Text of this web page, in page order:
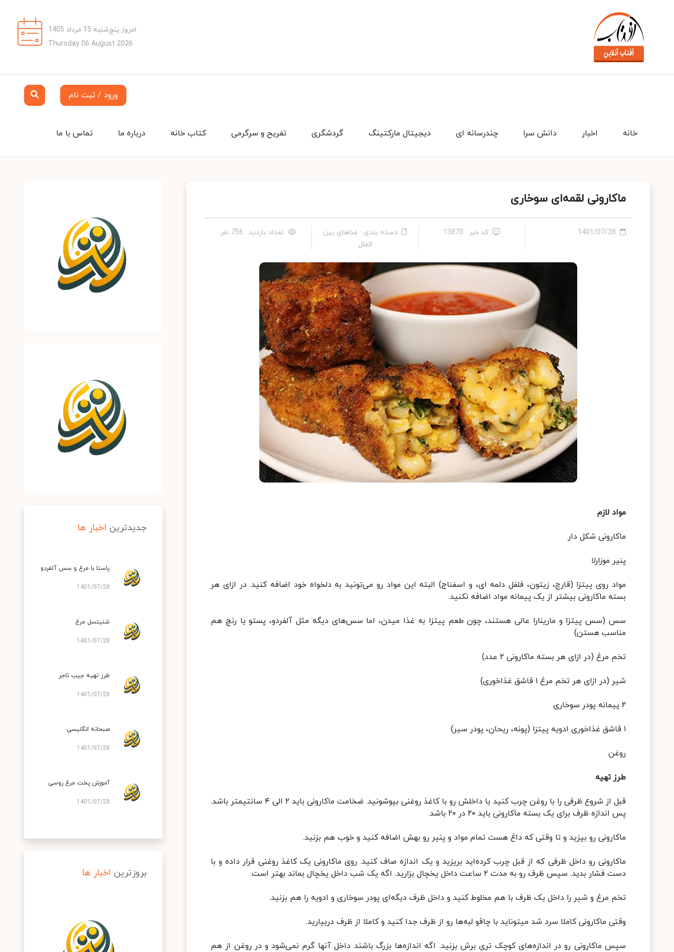
امروز پنج‌شنبه 15 مرداد 1405
Thursday 06 August 2026
ورود / ثبت نام
تماس با ما درباره ما کتاب خانه تفریح و سرگرمی گردشگری دیجیتال مارکتینگ چندرسانه ای دانش سرا اخبار خانه
ماکارونی لقمه‌ای سوخاری
1401/07/28 کد خبر : 13870
دسته بندی : غذاهای بین
الملل
تعداد بازدید : 756 نفر
مواد لازم
ماکارونی شکل دار
پنیر موزارلا
مواد روی پیتزا (قارچ، زیتون، فلفل دلمه ای، و اسفناج) البته این مواد رو می‌تونید به دلخواه خود اضافه کنید. در ازای هر
بسته ماکارونی بیشتر از یک پیمانه مواد اضافه نکنید.
سس (سس پیتزا و مارینارا عالی هستند، چون طعم پیتزا به غذا میدن، اما سس‌های دیگه مثل آلفردو، پستو یا رنچ هم
مناسب هستن)
تخم مرغ (در ازای هر بسته ماکارونی ۲ عدد)
شیر (در ازای هر تخم مرغ ۱ قاشق غذاخوری)
۲ پیمانه پودر سوخاری
۱ قاشق غذاخوری ادویه پیتزا (پونه، ریحان، پودر سیر)
روغن
طرز تهیه
قبل از شروع ظرفی را با روغن چرب کنید یا داخلش رو با کاغذ روغنی بپوشونید. ضخامت ماکارونی باید ۲ الی ۴ سانتیمتر باشد.
پس اندازه ظرف برای یک بسته ماکارونی باید ۲۰ در ۲۰ باشد.
ماکارونی رو بپزید و تا وقتی که داغ هست تمام مواد و پنیر رو بهش اضافه کنید و خوب هم بزنید.
ماکارونی رو داخل ظرفی که از قبل چرب کرده‌‌اید بریزید و یک اندازه صاف کنید. روی ماکارونی یک کاغذ روغنی قرار داده و با
دست فشار بدید. سپس ظرف رو به مدت ۲ ساعت داخل یخچال بزارید. اگه یک شب داخل یخچال بماند بهتر است.
تخم مرغ و شیر را داخل یک ظرف با هم مخلوط کنید و داخل ظرف دیگه‌ای پودر سوخاری و ادویه را هم بزنید.
وقتی ماکارونی کاملا سرد شد میتوناید با چاقو لبه‌ها رو از ظرف جدا کنید و کاملا از ظرف دربیارید.
سپس ماکارونی رو در اندازه‌های کوچک تری برش بزنید. اگه اندازه‌ها بزرگ باشند داخل آنها گرم نمی‌‌شود و در روغن از هم
جدیدترین اخبار ها
پاستا با مرغ و سس آلفردو
1401/07/28
شنیتسل مرغ
1401/07/28
طرز تهیه جیب تاجر
1401/07/28
صبحانه انگلیسی
1401/07/28
آموزش پخت مرغ روسی
1401/07/28
بروزترین اخبار ها